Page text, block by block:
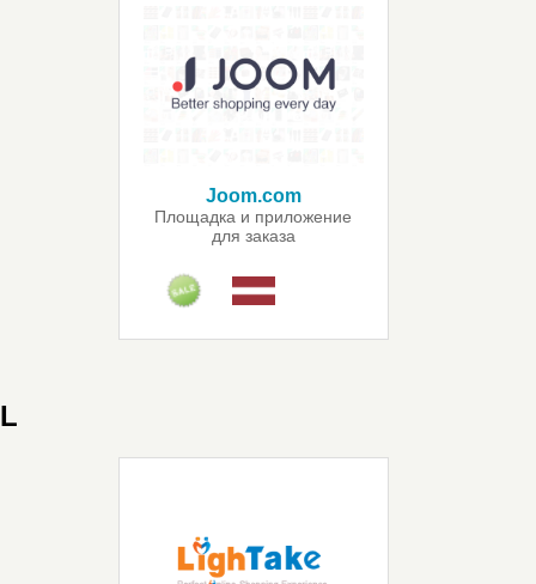
Joom.com
Площадка и приложение
для заказа
L